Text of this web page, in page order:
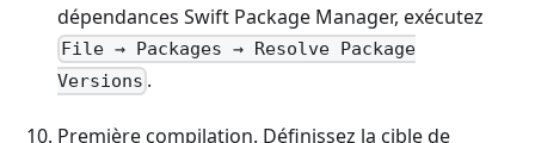
dépendances Swift Package Manager, exécutez
File → Packages → Resolve Package
Versions .
Première compilation. Définissez la cible de